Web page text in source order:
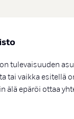
tulevaisuuden
tai vaikka esitellä
älä epäröi ottaa